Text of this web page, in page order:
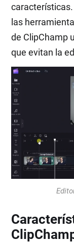
las
de ClipChamp
que evitan la